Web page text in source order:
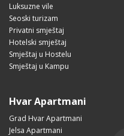
Luksuzne vile
Seoski turizam
Privatni smještaj
Hotelski smještaj
Smještaj u Hostelu
Smještaj u Kampu
Hvar Apartmani
Grad Hvar Apartmani
Jelsa Apartmani